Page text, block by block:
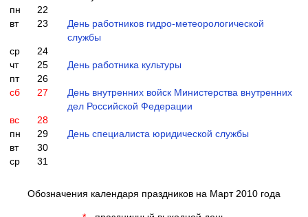
пн
22
вт
23
День работников гидро-метеорологической
службы
ср
24
чт
25
День работника культуры
пт
26
сб
27
День внутренних войск Министерства внутренних
дел Российской Федерации
вс
28
пн
29
День специалиста юридической службы
вт
30
ср
31
Обозначения календаря праздников на Март 2010 года